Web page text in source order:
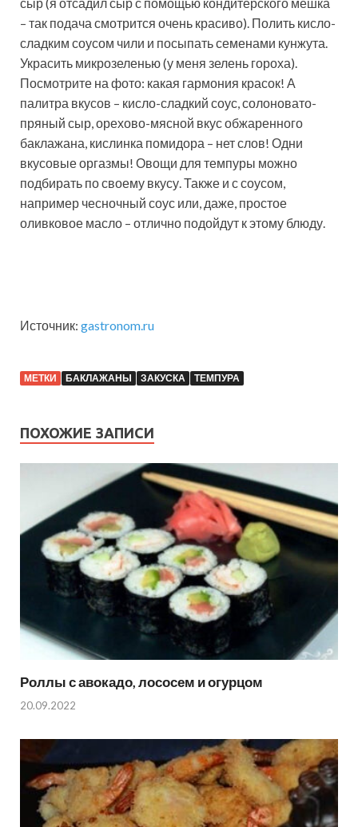
сыр (я отсадил сыр с помощью кондитерского мешка
– так подача смотрится очень красиво). Полить кисло-
сладким соусом чили и посыпать семенами кунжута.
Украсить микрозеленью (у меня зелень гороха).
Посмотрите на фото: какая гармония красок! А
палитра вкусов – кисло-сладкий соус, солоновато-
пряный сыр, орехово-мясной вкус обжаренного
баклажана, кислинка помидора – нет слов! Одни
вкусовые оргазмы! Овощи для темпуры можно
подбирать по своему вкусу. Также и с соусом,
например чесночный соус или, даже, простое
оливковое масло – отлично подойдут к этому блюду.
Источник: gastronom.ru
МЕТКИ БАКЛАЖАНЫ ЗАКУСКА ТЕМПУРА
ПОХОЖИЕ ЗАПИСИ
Роллы с авокадо, лососем и огурцом
20.09.2022